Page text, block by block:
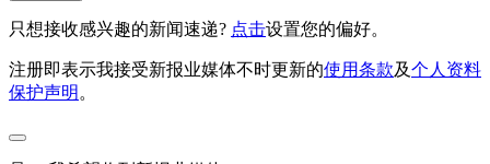
只想接收感兴趣的新闻速递? 点击设置您的偏好。
注册即表示我接受新报业媒体不时更新的使用条款及个人资料
保护声明 。